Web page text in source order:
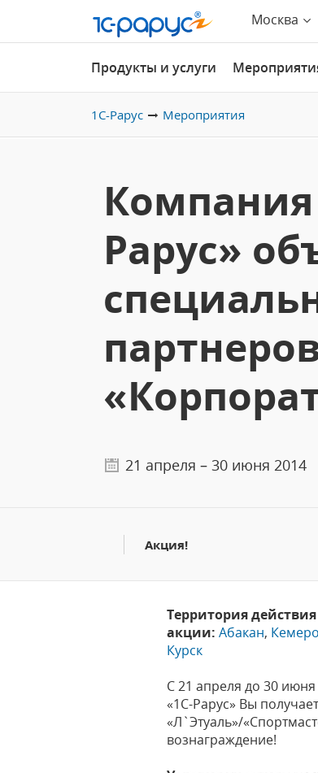
Москва
Продукты и услуги
1С-Рарус Мероприятия
Рарус»
21 апреля – 30 июня 2014
Акция!
Территория действия
акции: Абакан,
Курск
С 21 апреля до 30
«1С-Рарус» Вы
«Л`Этуаль»/
вознаграждение!